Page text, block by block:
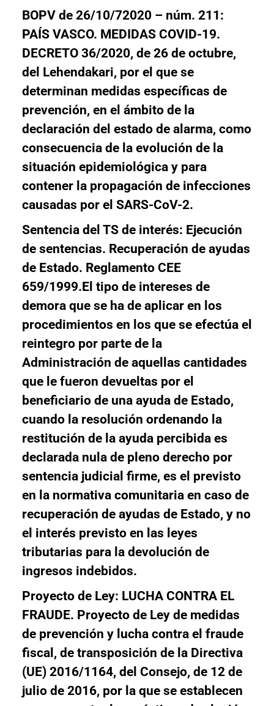
BOPV de 26/10/72020 – núm. 211:
PAÍS VASCO. MEDIDAS COVID-19.
DECRETO 36/2020, de 26 de octubre,
del Lehendakari, por el que se
determinan medidas específicas de
prevención, en el ámbito de la
declaración del estado de alarma, como
consecuencia de la evolución de la
situación epidemiológica y para
contener la propagación de infecciones
causadas por el SARS-CoV-2.
Sentencia del TS de interés: Ejecución
de sentencias. Recuperación de ayudas
de Estado. Reglamento CEE
659/1999.El tipo de intereses de
demora que se ha de aplicar en los
procedimientos en los que se efectúa el
reintegro por parte de la
Administración de aquellas cantidades
que le fueron devueltas por el
beneficiario de una ayuda de Estado,
cuando la resolución ordenando la
restitución de la ayuda percibida es
declarada nula de pleno derecho por
sentencia judicial firme, es el previsto
en la normativa comunitaria en caso de
recuperación de ayudas de Estado, y no
el interés previsto en las leyes
tributarias para la devolución de
ingresos indebidos.
Proyecto de Ley: LUCHA CONTRA EL
FRAUDE. Proyecto de Ley de medidas
de prevención y lucha contra el fraude
fiscal, de transposición de la Directiva
(UE) 2016/1164, del Consejo, de 12 de
julio de 2016, por la que se establecen